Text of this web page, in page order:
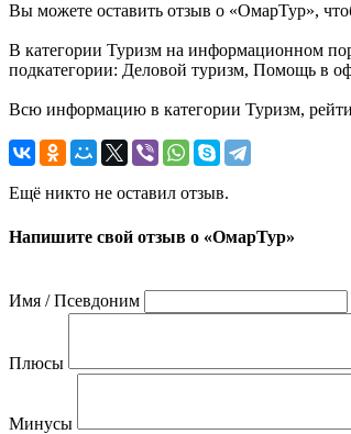
Вы можете оставить отзыв о «ОмарТур»,
В категории Туризм на информационном
подкатегории: Деловой туризм, Помощь в
Всю информацию в категории Туризм,
Ещё никто не оставил отзыв.
Напишите свой отзыв о «ОмарТур»
Имя / Псевдоним
Плюсы
Минусы